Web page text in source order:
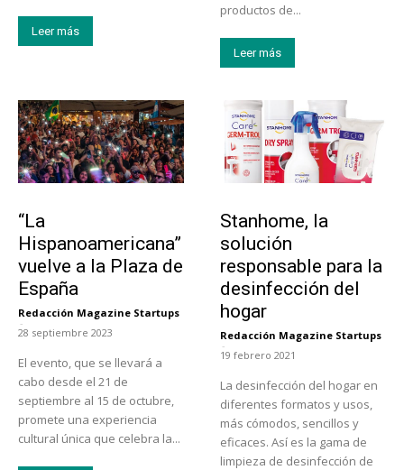
Leer más
productos de...
Leer más
“La
Hispanoamericana”
vuelve a la Plaza de
España
Redacción Magazine Startups
-
28 septiembre 2023
El evento, que se llevará a
cabo desde el 21 de
septiembre al 15 de octubre,
promete una experiencia
cultural única que celebra la...
Stanhome, la
solución
responsable para la
desinfección del
hogar
Redacción Magazine Startups
-
19 febrero 2021
La desinfección del hogar en
diferentes formatos y usos,
más cómodos, sencillos y
eficaces. Así es la gama de
limpieza de desinfección de